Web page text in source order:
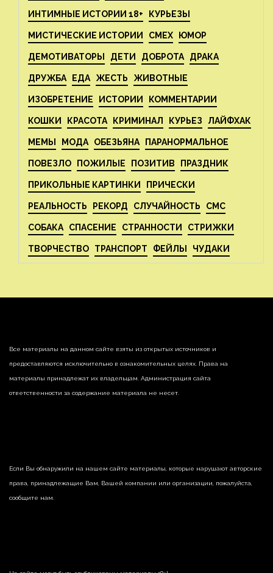
ИНТИМНЫЕ ИСТОРИИ 18+ КУРЬЕЗЫ
МИСТИЧЕСКИЕ ИСТОРИИ СМЕХ ЮМОР
ДЕМОТИВАТОРЫ ДЕТИ ДОБРОТА ДРАКА
ДРУЖБА ЕДА ЖЕСТЬ ЖИВОТНЫЕ
ИЗОБРЕТЕНИЕ ИСТОРИИ КОММЕНТАРИИ
КОШКИ КРАСОТА КРИМИНАЛ КУРЬЕЗ ЛАЙФХАК
МЕМЫ МОДА ОБЕЗЬЯНА ПАРАНОРМАЛЬНОЕ
ПОВЕЗЛО ПОЖИЛЫЕ ПОЗИТИВ ПРАЗДНИК
ПРИКОЛЬНЫЕ КАРТИНКИ ПРИЧЕСКИ
РЕАЛЬНОСТЬ РЕКОРД СЛУЧАЙНОСТЬ СМС
СОБАКА СПАСЕНИЕ СТРАННОСТИ СТРИЖКИ
ТВОРЧЕСТВО ТРАНСПОРТ ФЕЙЛЫ ЧУДАКИ
Все материалы на данном сайте взяты из открытых источников и
предоставляются исключительно в ознакомительных целях. Права на
материалы принадлежат их владельцам. Администрация сайта
ответственности за содержание материала не несет.
Если Вы обнаружили на нашем сайте материалы, которые нарушают авторские
права, принадлежащие Вам, Вашей компании или организации, пожалуйста,
сообщите нам.